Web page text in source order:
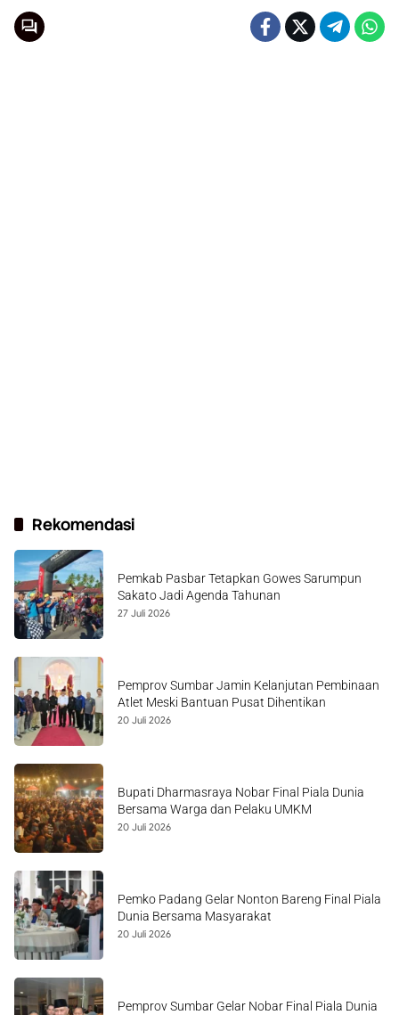
Rekomendasi
Pemkab Pasbar Tetapkan Gowes Sarumpun
Sakato Jadi Agenda Tahunan
27 Juli 2026
Pemprov Sumbar Jamin Kelanjutan Pembinaan
Atlet Meski Bantuan Pusat Dihentikan
20 Juli 2026
Bupati Dharmasraya Nobar Final Piala Dunia
Bersama Warga dan Pelaku UMKM
20 Juli 2026
Pemko Padang Gelar Nonton Bareng Final Piala
Dunia Bersama Masyarakat
20 Juli 2026
Pemprov Sumbar Gelar Nobar Final Piala Dunia